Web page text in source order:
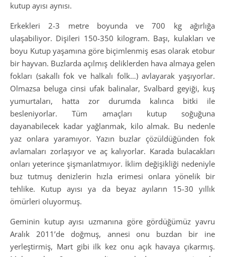
kutup ayısı aynısı.
Erkekleri 2-3 metre boyunda ve 700 kg ağırlığa
ulaşabiliyor. Dişileri 150-350 kilogram. Başı, kulakları ve
boyu Kutup yaşamına göre biçimlenmiş esas olarak etobur
bir hayvan. Buzlarda açılmış deliklerden hava almaya gelen
fokları (sakallı fok ve halkalı folk…) avlayarak yaşıyorlar.
Olmazsa beluga cinsi ufak balinalar, Svalbard geyiği, kuş
yumurtaları, hatta zor durumda kalınca bitki ile
besleniyorlar. Tüm amaçları kutup soğuğuna
dayanabilecek kadar yağlanmak, kilo almak. Bu nedenle
yaz onlara yaramıyor. Yazın buzlar çözüldüğünden fok
avlamaları zorlaşıyor ve aç kalıyorlar. Karada bulacakları
onları yeterince şişmanlatmıyor. İklim değişikliği nedeniyle
buz tutmuş denizlerin hızla erimesi onlara yönelik bir
tehlike. Kutup ayısı ya da beyaz ayıların 15-30 yıllık
ömürleri oluyormuş.
Geminin kutup ayısı uzmanına göre gördüğümüz yavru
Aralık 2011’de doğmuş, annesi onu buzdan bir ine
yerleştirmiş, Mart gibi ilk kez onu açık havaya çıkarmış.